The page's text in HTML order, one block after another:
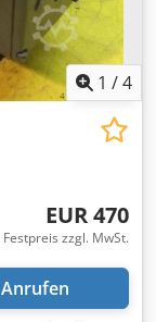
1 /4
EUR 470
Festpreis zzgl. MwSt.
Anrufen